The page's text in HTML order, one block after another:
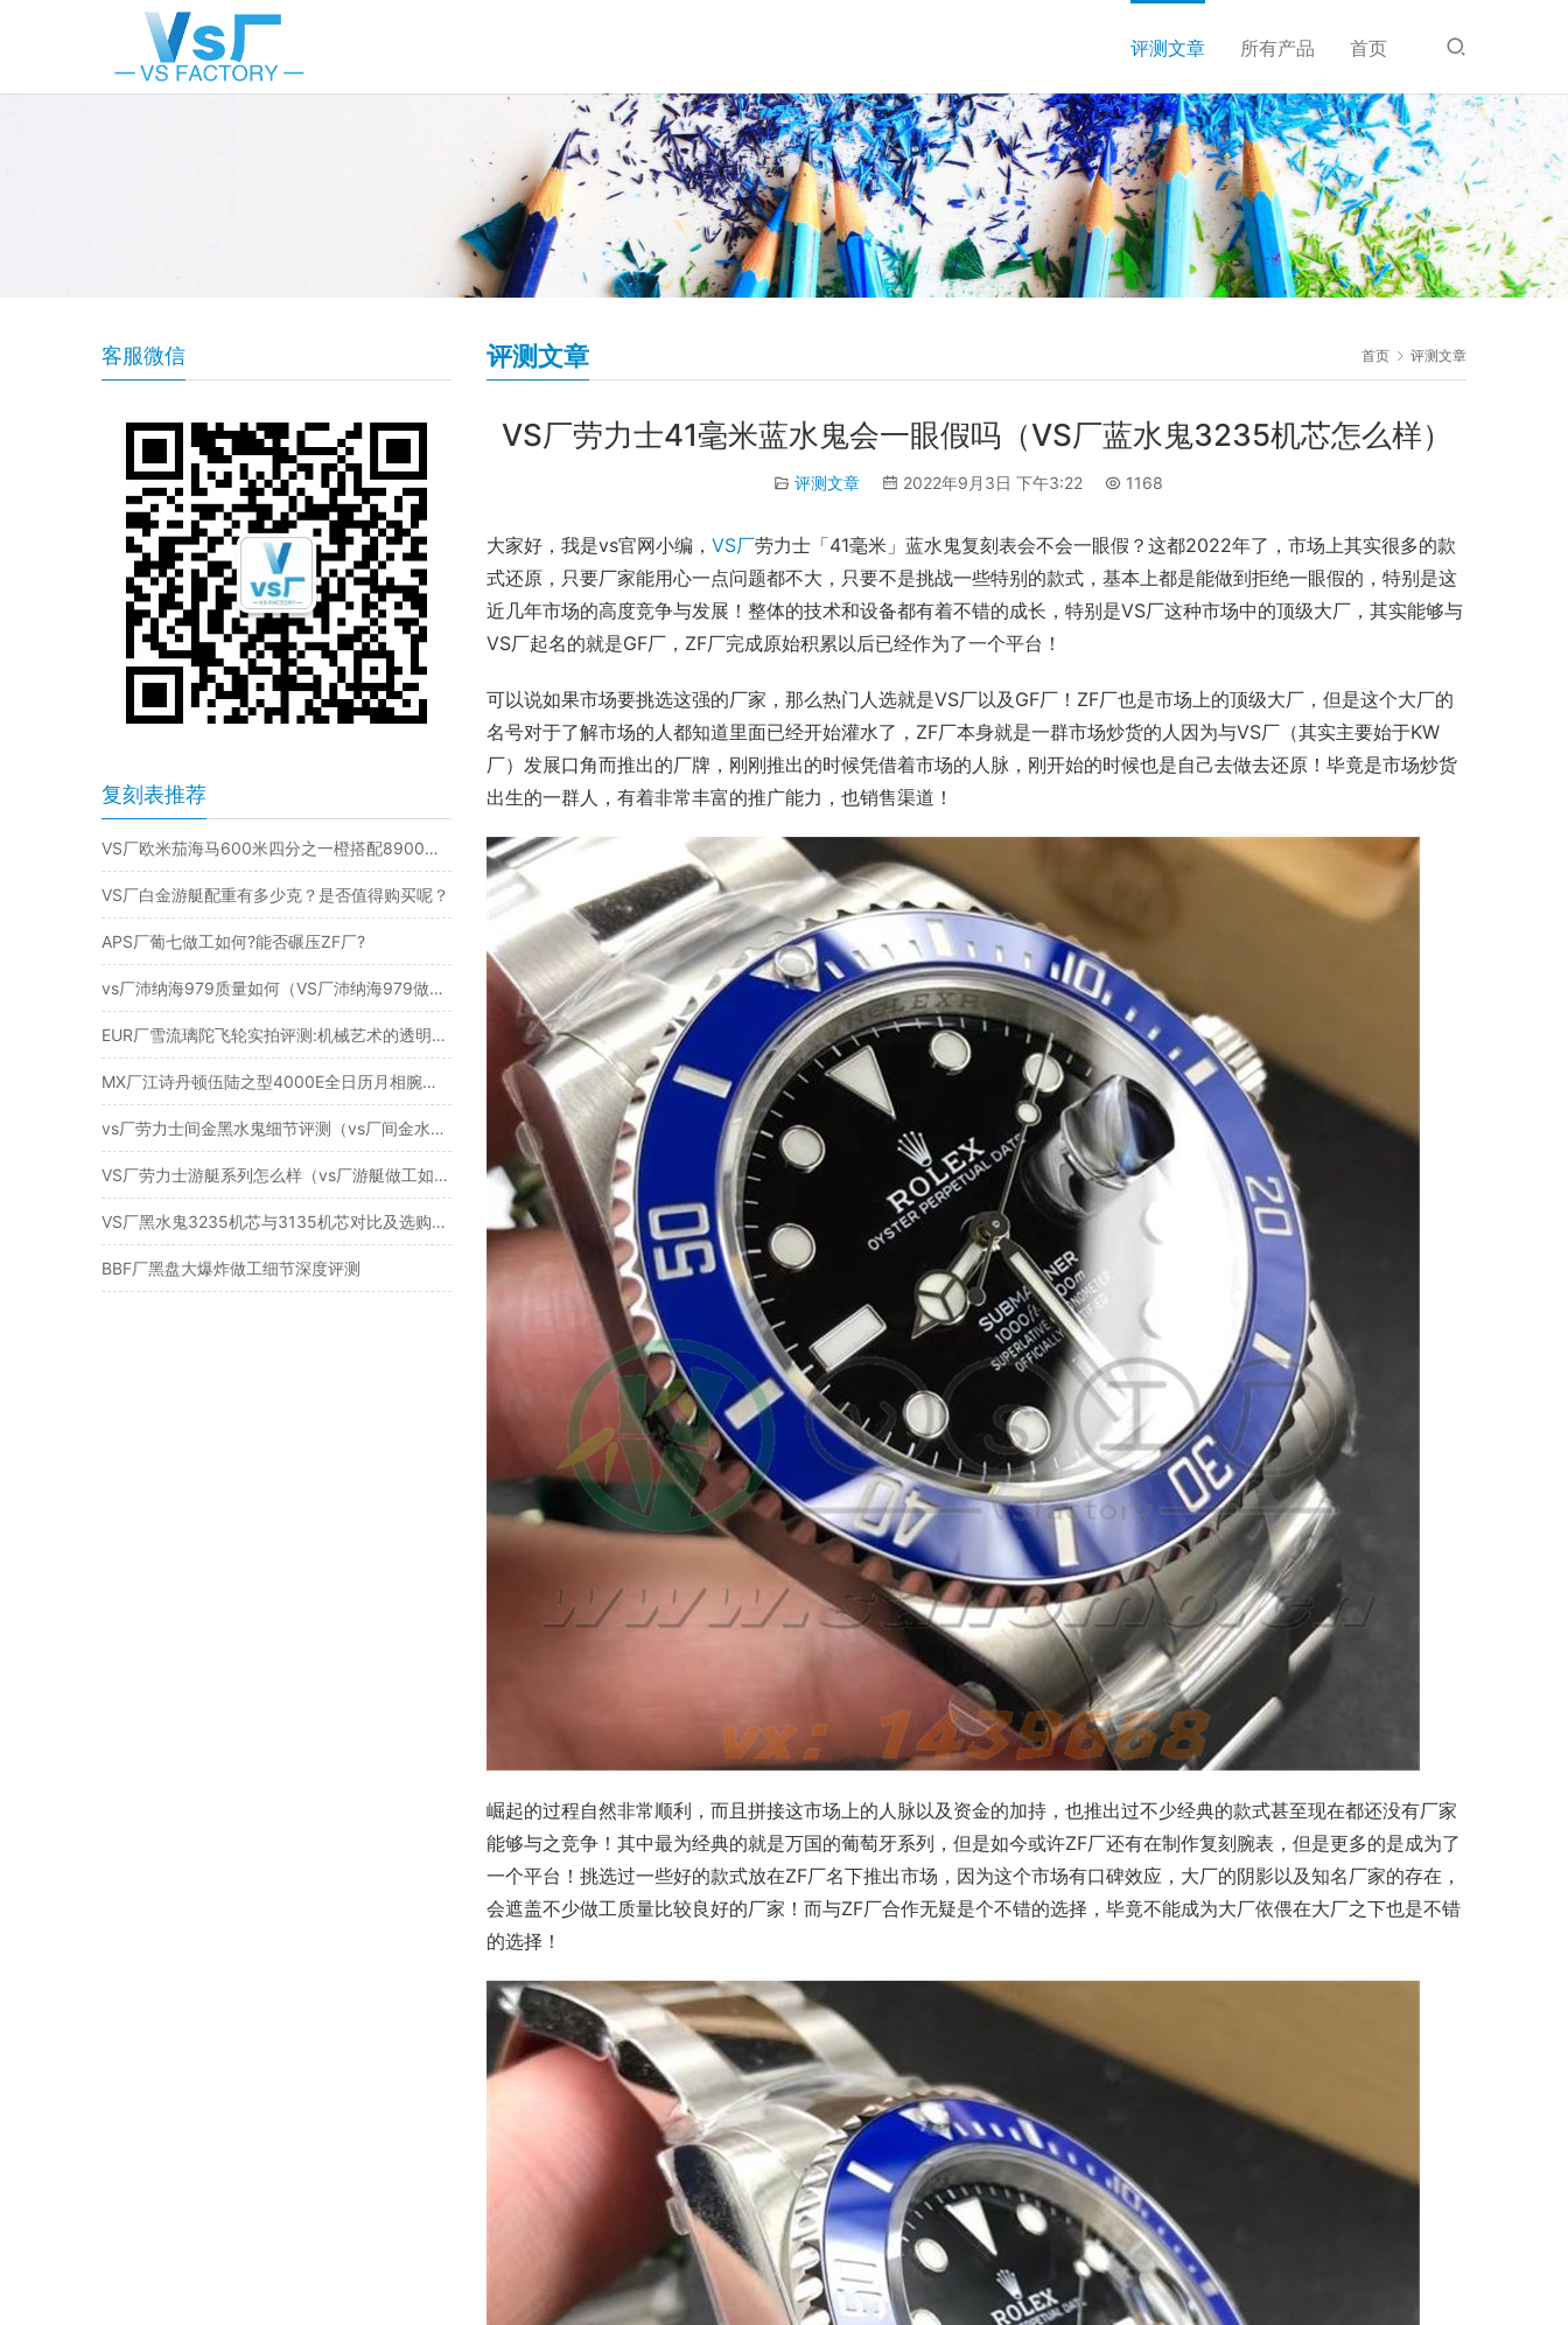
评测文章 所有产品 首页
首页 评测文章
评测文章
VS厂劳力士41毫米蓝水鬼会一眼假吗（VS厂蓝水鬼3235机芯怎么样）
评测文章 2022年9月3日 下午3:22 1168
大家好，我是vs官网小编， VS厂劳力士「41毫米」蓝水鬼复刻表会不会一眼假？这都2022年了，市场上其实很多的款
式还原，只要厂家能用心一点问题都不大，只要不是挑战一些特别的款式，基本上都是能做到拒绝一眼假的，特别是这
近几年市场的高度竞争与发展！整体的技术和设备都有着不错的成长，特别是VS厂这种市场中的顶级大厂，其实能够与
VS厂起名的就是GF厂，ZF厂完成原始积累以后已经作为了一个平台！
可以说如果市场要挑选这强的厂家，那么热门人选就是VS厂以及GF厂！ZF厂也是市场上的顶级大厂，但是这个大厂的
名号对于了解市场的人都知道里面已经开始灌水了，ZF厂本身就是一群市场炒货的人因为与VS厂（其实主要始于KW
厂）发展口角而推出的厂牌，刚刚推出的时候凭借着市场的人脉，刚开始的时候也是自己去做去还原！毕竟是市场炒货
出生的一群人，有着非常丰富的推广能力，也销售渠道！
崛起的过程自然非常顺利，而且拼接这市场上的人脉以及资金的加持，也推出过不少经典的款式甚至现在都还没有厂家
能够与之竞争！其中最为经典的就是万国的葡萄牙系列，但是如今或许ZF厂还有在制作复刻腕表，但是更多的是成为了
一个平台！挑选过一些好的款式放在ZF厂名下推出市场，因为这个市场有口碑效应，大厂的阴影以及知名厂家的存在，
会遮盖不少做工质量比较良好的厂家！而与ZF厂合作无疑是个不错的选择，毕竟不能成为大厂依偎在大厂之下也是不错
的选择！
客服微信
复刻表推荐
VS厂欧米茄海马600米四分之一橙搭配8900机芯升级版细节评测
VS厂白金游艇配重有多少克？是否值得购买呢？
APS厂葡七做工如何?能否碾压ZF厂?
vs厂沛纳海979质量如何（VS厂沛纳海979做工有破绽吗）
EUR厂雪流璃陀飞轮实拍评测:机械艺术的透明之美​
MX厂江诗丹顿伍陆之型4000E全日历月相腕表评测
vs厂劳力士间金黑水鬼细节评测（vs厂间金水鬼40尺寸41尺寸品质如何）
VS厂劳力士游艇系列怎么样（vs厂游艇做工如何呢）
VS厂黑水鬼3235机芯与3135机芯对比及选购指南
BBF厂黑盘大爆炸做工细节深度评测​